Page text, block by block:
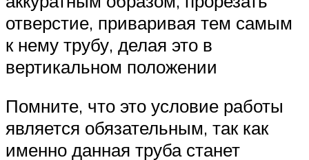
отверстие, приваривая тем самым
к нему трубу, делая это в
вертикальном положении
Помните, что это условие работы
является обязательным, так как
именно данная труба станет